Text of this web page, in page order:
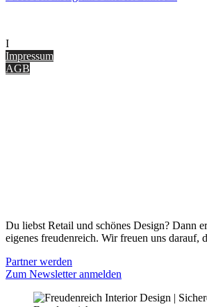
I
Impressum
AGB
Du liebst Retail und schönes Design? Dann
eigenes freudenreich. Wir freuen uns darauf,
Partner werden
Zum Newsletter anmelden